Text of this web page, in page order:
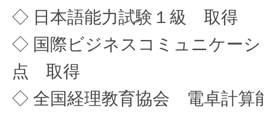
◇ 日本語能力試験１級 取得
◇ 国際ビジネスコミュニケー
点 取得
◇ 全国経理教育協会 電卓計算